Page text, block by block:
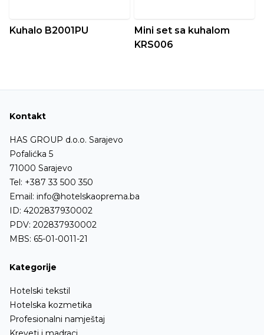
Kuhalo B2001PU
Mini set sa kuhalom
KRS006
Kontakt
HAS GROUP d.o.o. Sarajevo
Pofalićka 5
71000 Sarajevo
Tel: +387 33 500 350
Email: info@hotelskaoprema.ba
ID: 4202837930002
PDV: 202837930002
MBS: 65-01-0011-21
Kategorije
Hotelski tekstil
Hotelska kozmetika
Profesionalni namještaj